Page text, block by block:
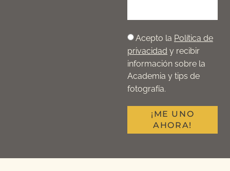
Acepto la Política de
privacidad y recibir
información sobre la
Academia y tips de
fotografía.
¡ME UNO
AHORA!